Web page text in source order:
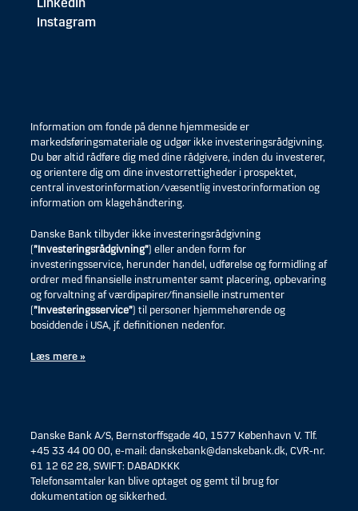
Instagram
Information om fonde på denne hjemmeside er
markedsføringsmateriale og udgør ikke investeringsrådgivning.
Du bør altid rådføre dig med dine rådgivere, inden du investerer,
og orientere dig om dine investorrettigheder i prospektet,
central investorinformation/væsentlig investorinformation og
information om klagehåndtering.
Danske Bank tilbyder ikke investeringsrådgivning
(”Investeringsrådgivning”) eller anden form for
investeringsservice, herunder handel, udførelse og formidling af
ordrer med finansielle instrumenter samt placering, opbevaring
og forvaltning af værdipapirer/finansielle instrumenter
(”Investeringsservice”) til personer hjemmehørende og
bosiddende i USA, jf. definitionen nedenfor.
Læs mere »
Danske Bank A/S, Bernstorffsgade 40, 1577 København V. Tlf.
+45 33 44 00 00, e-mail: danskebank@danskebank.dk, CVR-nr.
61 12 62 28, SWIFT: DABADKKK
Telefonsamtaler kan blive optaget og gemt til brug for
dokumentation og sikkerhed.